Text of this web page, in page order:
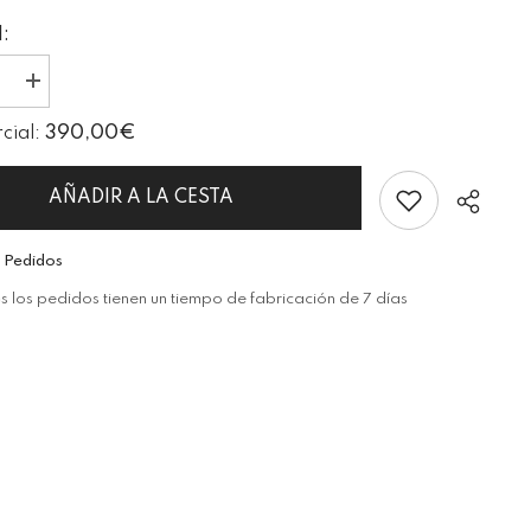
I18n
Error:
Missing
interpolation
la
de
producto
390,00€
AÑADIR A LA CESTA
Pedidos
los pedidos tienen un tiempo de fabricación de 7 días